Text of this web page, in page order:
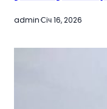
admin·Січ 16, 2026